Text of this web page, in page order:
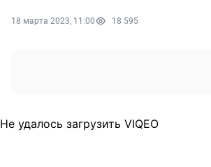
18 марта 2023, 11:00 18 595
Не удалось загрузить VIQEO